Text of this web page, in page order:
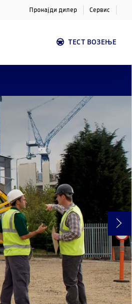
Пронајди дилер Сервис
ТЕСТ ВОЗЕЊЕ